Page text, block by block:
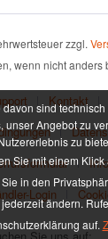
zzgl.
wenn nicht anders
Kontakt
Login
sind
unser Angebot zu
zu
Sie mit einem
in den
ändern.
auf.